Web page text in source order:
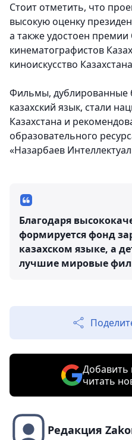
Стоит отметить, что
высокую оценку
а также удостоен
кинематографистов
киноискусство
Фильмы, дублированные
казахский язык, стали
Казахстана и
образовательного
«Назарбаев
Благодаря
формируется фонд
казахском языке, а
лучшие мировые
Добавить
читать
Редакция